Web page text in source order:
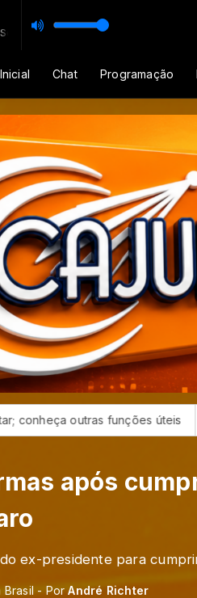
e Raiz
Chat Programação
úteis AGU quer
após
ex-presidente para
Brasil - PorAndré Richter